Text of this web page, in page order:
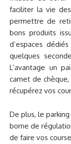
faciliter la vie
permettre de
bons produits
d’espaces dédiés
quelques
L’avantage un
carnet de
récupérez vos
De plus, le
borne de
de faire vos